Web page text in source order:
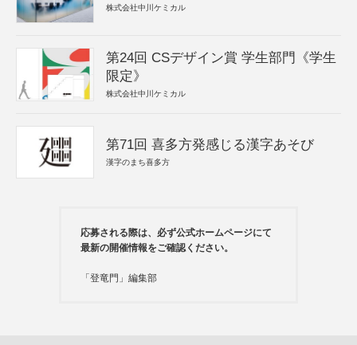
株式会社中川ケミカル
第24回 CSデザイン賞 学生部門《学生
限定》
株式会社中川ケミカル
第71回 喜多方発感じる漢字あそび
漢字のまち喜多方
応募される際は、必ず公式ホームページにて
最新の開催情報をご確認ください。
「登竜門」編集部